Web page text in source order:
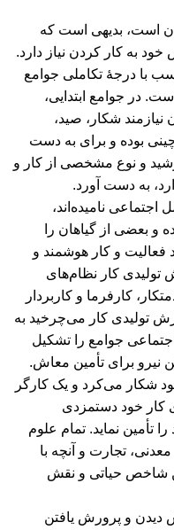
است، بدیهی است که
به کار کردن نیاز دارد.
با درجۀ تکاملی جوامع
در جوامع ابتدایی،
نیازمند شکار، صید،
بوده و برای به دست
و نوع مشخصی از کار و
به دست آورد.
نامیده‌اند،
و بعضی از گیاهان را
و کار هوشمند و
تولیدی کار نظام‌های
کارفرما و کاربردار
تولیدی کار می‌چرخید به
جوامع را تشکیل
نیرو برای تأمین معاش.
شکار می‌کرد و یک کارگر
کار خود دستمزدی
تأمین نماید. تمام علوم
تجارت و آنچه با
شاخص حیاتی و نقش
دیدن و پرورش یافتن